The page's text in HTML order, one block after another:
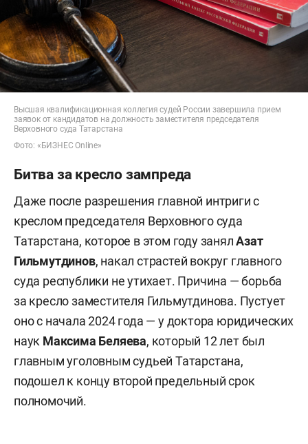
Высшая квалификационная коллегия судей России завершила прием
заявок от кандидатов на должность заместителя председателя
Верховного суда Татарстана
Фото: «БИЗНЕС Online»
Битва за кресло зампреда
Даже после разрешения главной интриги с
креслом председателя Верховного суда
Татарстана, которое в этом году занялАзат
Гильмутдинов, накал страстей вокруг главного
суда республики не утихает. Причина — борьба
за кресло заместителя Гильмутдинова. Пустует
оно с начала 2024 года — у доктора юридических
наук Максима Беляева, который 12 лет был
главным уголовным судьей Татарстана,
подошел к концу второй предельный срок
полномочий.